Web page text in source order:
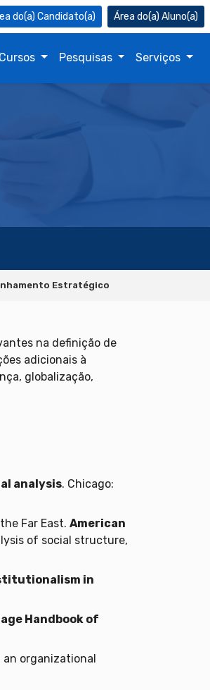
Candidato(a) Aluno(a)
Cursos Pesquisas Serviços
Estratégico
na definição de
adicionais à
globalização,
analysis. Chicago:
Far East. American
of social structure,
in
Handbook of
an organizational